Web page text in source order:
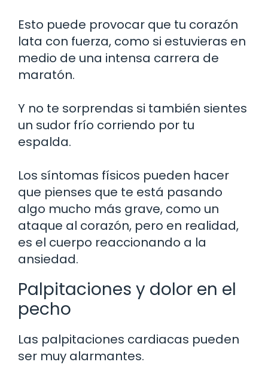
Esto puede provocar que tu corazón
lata con fuerza, como si estuvieras en
medio de una intensa carrera de
maratón.
Y no te sorprendas si también sientes
un sudor frío corriendo por tu
espalda.
Los síntomas físicos pueden hacer
que pienses que te está pasando
algo mucho más grave, como un
ataque al corazón, pero en realidad,
es el cuerpo reaccionando a la
ansiedad.
Palpitaciones y dolor en el
pecho
Las palpitaciones cardiacas pueden
ser muy alarmantes.